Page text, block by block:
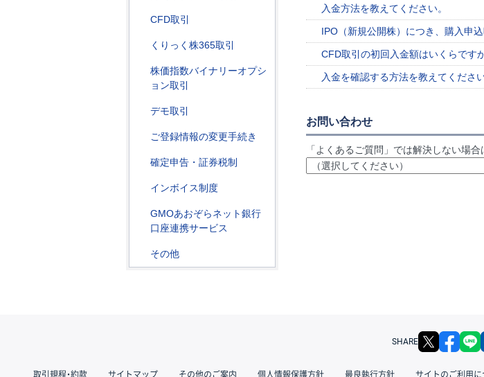
CFD取引
くりっく株365取引
株価指数バイナリーオプシ
ョン取引
デモ取引
ご登録情報の変更手続き
確定申告・証券税制
インボイス制度
GMOあおぞらネット銀行
口座連携サービス
その他
入金方法を教えてください。
IPO（新規公開株）につき、購入申
CFD取引の初回入金額はいくらです
入金を確認する方法を教えてください
お問い合わせ
「よくあるご質問」では解決しない場
SHARE X
取引規程・約款 サイトマップ その他のご案内 個人情報保護方針 最良執行方針 サイトのご利用に